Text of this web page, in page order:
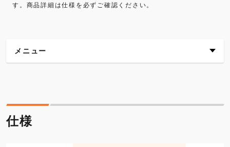
す。商品詳細は仕様を必ずご確認ください。
メニュー
各種ダウンロード
仕様